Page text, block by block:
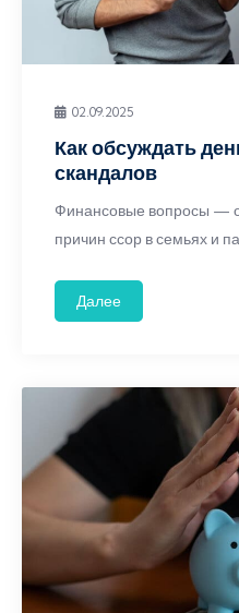
02.09.2025
Как обсуждать
скандалов
Финансовые вопросы —
причин ссор в семьях и
Далее